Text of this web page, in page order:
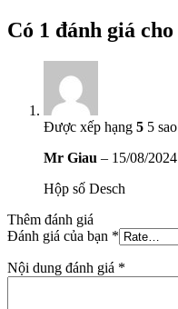
Có 1 đánh giá cho
Được xếp hạng 5 5 sao
Mr Giau – 15/08/2024
Hộp số Desch
Thêm đánh giá
Đánh giá của bạn *
Nội dung đánh giá *